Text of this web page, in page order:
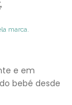
marca.
e em
bebé desde